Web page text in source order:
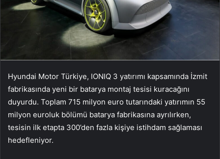
Hyundai Motor Türkiye, IONIQ 3 yatırımı kapsamında İzmit
fabrikasında yeni bir batarya montaj tesisi kuracağını
duyurdu. Toplam 715 milyon euro tutarındaki yatırımın 55
milyon euroluk bölümü batarya fabrikasına ayrılırken,
tesisin ilk etapta 300’den fazla kişiye istihdam sağlaması
hedefleniyor.